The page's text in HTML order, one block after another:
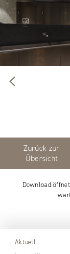
Zurück zur
Übersicht
Download
Aktuell